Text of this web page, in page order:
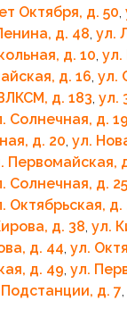
Октября, д. 50,
д. 48, ул.
д. 10, ул.
д. 16, ул.
д. 183, ул.
Солнечная, д. 19
д. 20, ул.
Первомайская,
Солнечная, д. 25
Октябрьская, д.
д. 38, ул.
д. 44, ул.
д. 49, ул.
д. 7,